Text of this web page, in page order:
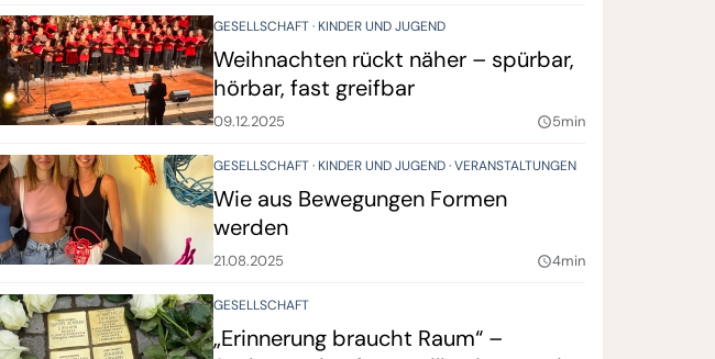
GESELLSCHAFT KINDER UND JUGEND
Weihnachten rückt näher – spürbar,
hörbar, fast greifbar
09.12.2025 query_builder5min
GESELLSCHAFT KINDER UND JUGEND VERANSTALTUNGEN
Wie aus Bewegungen Formen
werden
21.08.2025 query_builder4min
GESELLSCHAFT
„Erinnerung braucht Raum“ –